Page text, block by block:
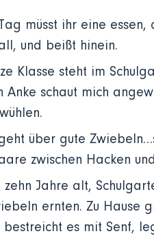
müsst ihr eine
und beißt hinein.
Klasse steht im
Anke schaut mich
über gute
zwischen Hacken
zehn Jahre alt,
ernten. Zu Hause
bestreicht es mit Senf,